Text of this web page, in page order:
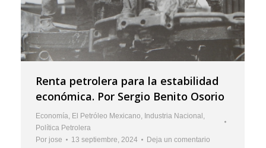
Renta petrolera para la estabilidad
económica. Por Sergio Benito Osorio
Economía, El Petróleo Mexicano, Industria Nacional ,
Política Petrolera
Por jose 13 septiembre, 2024 Deja un comentario